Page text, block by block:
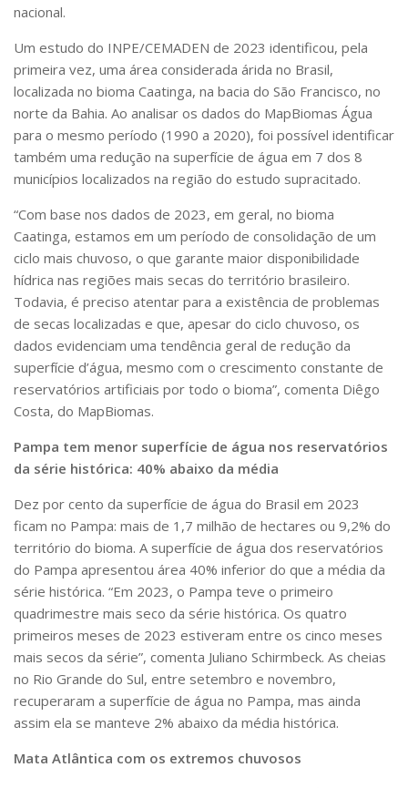
nacional.
Um estudo do INPE/CEMADEN de 2023 identificou, pela
primeira vez, uma área considerada árida no Brasil,
localizada no bioma Caatinga, na bacia do São Francisco, no
norte da Bahia. Ao analisar os dados do MapBiomas Água
para o mesmo período (1990 a 2020), foi possível identificar
também uma redução na superfície de água em 7 dos 8
municípios localizados na região do estudo supracitado.
“Com base nos dados de 2023, em geral, no bioma
Caatinga, estamos em um período de consolidação de um
ciclo mais chuvoso, o que garante maior disponibilidade
hídrica nas regiões mais secas do território brasileiro.
Todavia, é preciso atentar para a existência de problemas
de secas localizadas e que, apesar do ciclo chuvoso, os
dados evidenciam uma tendência geral de redução da
superfície d’água, mesmo com o crescimento constante de
reservatórios artificiais por todo o bioma”, comenta Diêgo
Costa, do MapBiomas.
Pampa tem menor superfície de água nos reservatórios
da série histórica: 40% abaixo da média
Dez por cento da superfície de água do Brasil em 2023
ficam no Pampa: mais de 1,7 milhão de hectares ou 9,2% do
território do bioma. A superfície de água dos reservatórios
do Pampa apresentou área 40% inferior do que a média da
série histórica. “Em 2023, o Pampa teve o primeiro
quadrimestre mais seco da série histórica. Os quatro
primeiros meses de 2023 estiveram entre os cinco meses
mais secos da série”, comenta Juliano Schirmbeck. As cheias
no Rio Grande do Sul, entre setembro e novembro,
recuperaram a superfície de água no Pampa, mas ainda
assim ela se manteve 2% abaixo da média histórica.
Mata Atlântica com os extremos chuvosos